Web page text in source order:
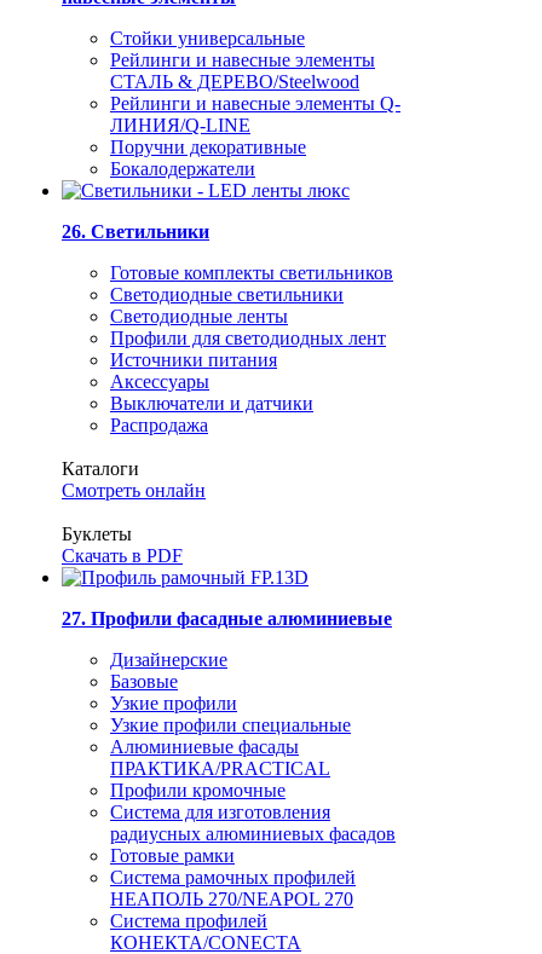
Стойки универсальные
Рейлинги и навесные элементы
СТАЛЬ & ДЕРЕВО/Steelwood
Рейлинги и навесные элементы Q-
ЛИНИЯ/Q-LINE
Поручни декоративные
Бокалодержатели
26. Светильники
Готовые комплекты светильников
Светодиодные светильники
Светодиодные ленты
Профили для светодиодных лент
Источники питания
Аксессуары
Выключатели и датчики
Распродажа
Каталоги
Смотреть онлайн
Буклеты
Скачать в PDF
27. Профили фасадные алюминиевые
Дизайнерские
Базовые
Узкие профили
Узкие профили специальные
Алюминиевые фасады
ПРАКТИКА/PRACTICAL
Профили кромочные
Система для изготовления
радиусных алюминиевых фасадов
Готовые рамки
Система рамочных профилей
НЕАПОЛЬ 270/NEAPOL 270
Система профилей
КОНЕКТА/CONECTA